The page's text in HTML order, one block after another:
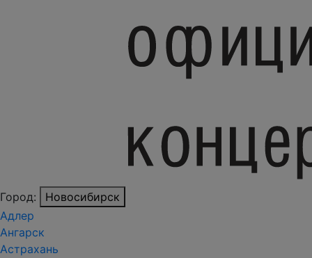
Город:
Новосибирск
Адлер
Ангарск
Астрахань